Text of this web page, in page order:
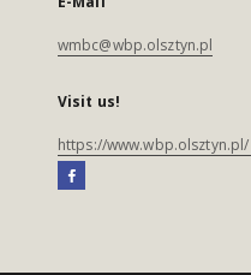
wmbc@wbp.olsztyn.pl
Visit us!
https://www.wbp.olsztyn.pl/